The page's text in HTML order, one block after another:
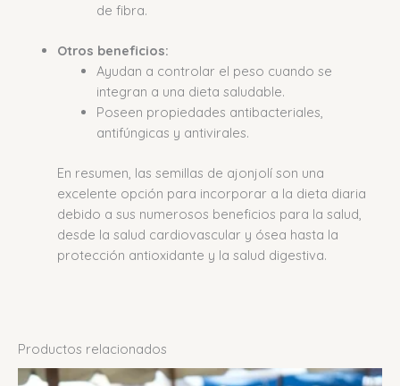
de fibra.
Otros beneficios:
Ayudan a controlar el peso cuando se
integran a una dieta saludable.
Poseen propiedades antibacteriales,
antifúngicas y antivirales.
En resumen, las semillas de ajonjolí son una
excelente opción para incorporar a la dieta diaria
debido a sus numerosos beneficios para la salud,
desde la salud cardiovascular y ósea hasta la
protección antioxidante y la salud digestiva.
Productos relacionados